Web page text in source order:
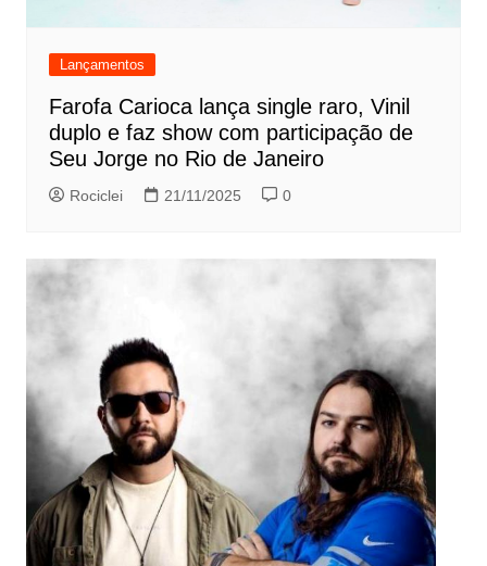
Lançamentos
Farofa Carioca lança single raro, Vinil
duplo e faz show com participação de
Seu Jorge no Rio de Janeiro
Rociclei 21/11/2025 0